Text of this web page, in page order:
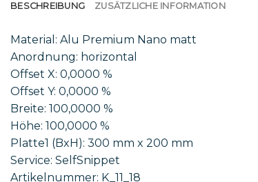
BESCHREIBUNG ZUSÄTZLICHE INFORMATION
Material: Alu Premium Nano matt
Anordnung: horizontal
Offset X: 0,0000 %
Offset Y: 0,0000 %
Breite: 100,0000 %
Höhe: 100,0000 %
Platte1 (BxH): 300 mm x 200 mm
Service: SelfSnippet
Artikelnummer: K_11_18